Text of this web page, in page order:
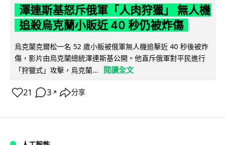
澤連斯基怒斥俄軍「人肉狩獵」 無人機
追殺烏克蘭小販近 40 秒仍被炸傷
烏克蘭克爾松一名 52 歲小販被俄軍無人機追擊近 40 秒後被炸
傷，影片由烏克蘭總統澤連斯基公開。他直斥俄軍對平民進行
「狩獵式」攻擊，烏克蘭...
閱讀全文
21 3 ↗ 分享